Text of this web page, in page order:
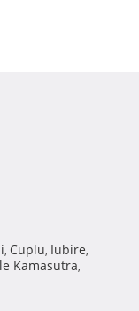
, Cuplu, Iubire,
Kamasutra,